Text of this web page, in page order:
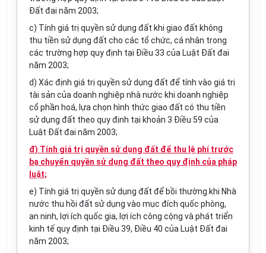
Đất đai năm 2003;
c) Tính giá trị quyền sử dụng đất khi giao đất không
thu tiền sử dụng đất cho các tổ chức, cá nhân trong
các trường hợp quy định tại Điều 33 của Luật Đất đai
năm 2003;
d) Xác định giá trị quyền sử dụng đất để tính vào giá trị
tài sản của doanh nghiệp nhà nước khi doanh nghiệp
cổ phần hoá, lựa chọn hình thức giao đất có thu tiền
sử dụng đất theo quy định tại khoản 3 Điều 59 của
Luật Đất đai năm 2003;
đ) Tính giá trị quyền sử dụng đất để thu lệ phí trước
bạ chuyển quyền sử dụng đất theo quy định của pháp
luật;
e) Tính giá trị quyền sử dụng đất để bồi thường khi Nhà
nước thu hồi đất sử dụng vào mục đích quốc phòng,
an ninh, lợi ích quốc gia, lợi ích công cộng và phát triển
kinh tế quy định tại Điều 39, Điều 40 của Luật Đất đai
năm 2003;